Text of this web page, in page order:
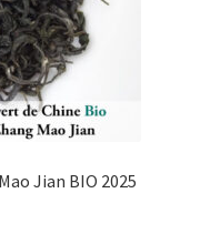
Jian BIO 2025